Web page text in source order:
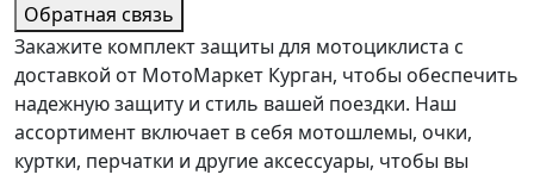
Обратная связь
Закажите комплект защиты для мотоциклиста с
доставкой от МотоМаркет Курган, чтобы обеспечить
надежную защиту и стиль вашей поездки. Наш
ассортимент включает в себя мотошлемы, очки,
куртки, перчатки и другие аксессуары, чтобы вы